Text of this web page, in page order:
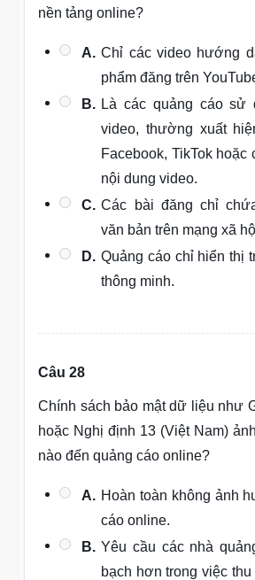
nền tảng online?
A. Chỉ các video hướng
phẩm đăng trên
B. Là các quảng cáo sử
video, thường xuất
Facebook, TikTok hoặc
nội dung video.
C. Các bài đăng chỉ
văn bản trên mạng xã
D. Quảng cáo chỉ hiển thị
thông minh.
Câu 28
Chính sách bảo mật dữ liệu như
hoặc Nghị định 13 (Việt Nam)
nào đến quảng cáo online?
A. Hoàn toàn không ảnh
cáo online.
B. Yêu cầu các nhà
bạch hơn trong việc